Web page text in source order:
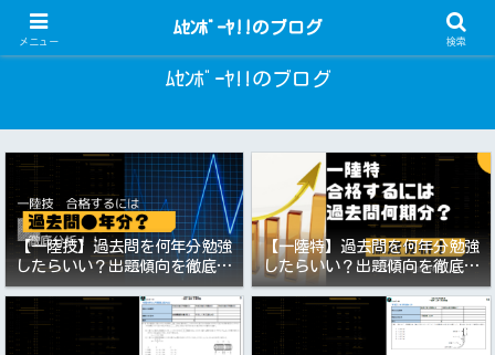
一陸技・一陸特 過去問アプリ
ﾑｾﾝﾎﾞｰﾔ!!のブログ
【一陸技】過去問を何年分勉強
したらいい？出題傾向を徹底分
析！令和8年7月期向け
【一陸特】過去問を何年分勉強
したらいい？出題傾向を徹底分
析！令和8年6月期向け（第一級
陸上特殊無線技士）
メニュー
ﾑｾﾝﾎﾞｰﾔ!!のブログ
検索